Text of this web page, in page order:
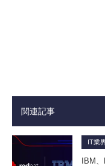
関連記事
IT業
IBM